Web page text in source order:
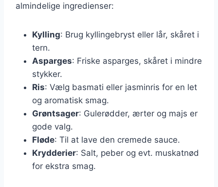
almindelige ingredienser:
Kylling: Brug kyllingebryst eller lår, skåret i
tern.
Asparges: Friske asparges, skåret i mindre
stykker.
Ris: Vælg basmati eller jasminris for en let
og aromatisk smag.
Grøntsager: Gulerødder, ærter og majs er
gode valg.
Fløde: Til at lave den cremede sauce.
Krydderier: Salt, peber og evt. muskatnød
for ekstra smag.